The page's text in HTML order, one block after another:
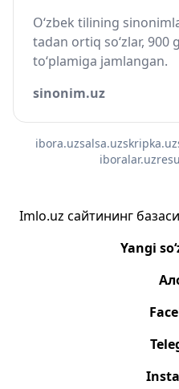
O‘zbek tilining
tadan ortiq so‘zlar, 900
to‘plamiga jamlangan.
sinonim.uz
ibora.uzsalsa.uzskripka.uz
iboralar.uz
Imlo.uz сайтининг
Yangi